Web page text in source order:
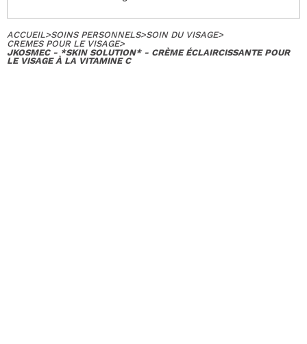
ACCUEIL>SOINS PERSONNELS>SOIN DU VISAGE>
CREMES POUR LE VISAGE>
JKOSMEC - *SKIN SOLUTION* - CRÈME ÉCLAIRCISSANTE POUR
LE VISAGE À LA VITAMINE C